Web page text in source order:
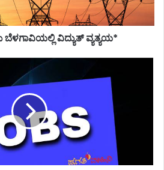
ವಿದ್ಯುತ್ ವ್ಯತ್ಯಯ*